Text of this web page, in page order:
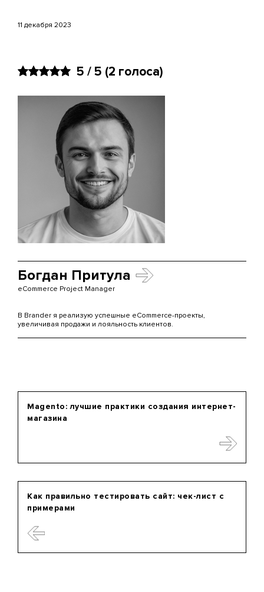
11 декабря 2023
5 / 5 (2 голоса)
Богдан Притула
eCommerce Project Manager
В Brander я реализую успешные eCommerce-проекты,
увеличивая продажи и лояльность клиентов.
Как правильно тестировать сайт: чек-лист с
примерами
Magento: лучшие практики создания интернет-
магазина